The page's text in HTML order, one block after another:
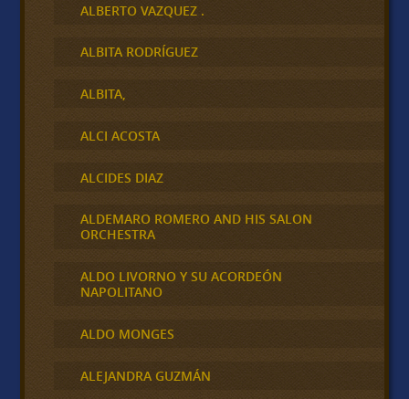
ALBERTO VAZQUEZ .
ALBITA RODRÍGUEZ
ALBITA,
ALCI ACOSTA
ALCIDES DIAZ
ALDEMARO ROMERO AND HIS SALON
ORCHESTRA
ALDO LIVORNO Y SU ACORDEÓN
NAPOLITANO
ALDO MONGES
ALEJANDRA GUZMÁN